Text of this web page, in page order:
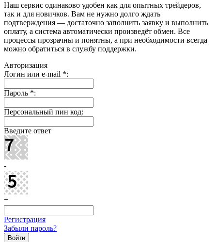
Наш сервис одинаково удобен как для опытных трейдеров,
так и для новичков. Вам не нужно долго ждать
подтверждения — достаточно заполнить заявку и выполнить
оплату, а система автоматически произведёт обмен. Все
процессы прозрачны и понятны, а при необходимости всегда
можно обратиться в службу поддержки.
Авторизация
Логин или e-mail *:
Пароль *:
Персональный пин код:
Введите ответ
-
=
Регистрация
Забыли пароль?